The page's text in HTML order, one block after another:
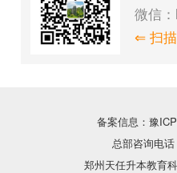
微信
⇐ 扫
备案信息：豫
总部咨询电话
郑州天任升本教育